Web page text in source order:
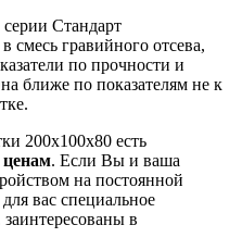
Стандарт
смесь гравийного отсева,
по прочности и
ближе по показателям не к
есть
ценам. Если Вы и ваша
на постоянной
вас специальное
в